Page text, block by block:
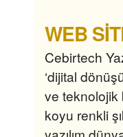
WEB
Cebirtech
‘dijital
ve teknolojik
koyu renkli